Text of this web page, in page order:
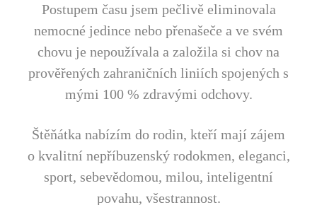
Postupem času jsem pečlivě eliminovala
nemocné jedince nebo přenašeče a ve svém
chovu je nepoužívala a založila si chov na
prověřených zahraničních liniích spojených s
mými 100 % zdravými odchovy.
Štěňátka nabízím do rodin, kteří mají zájem
o kvalitní nepříbuzenský rodokmen, eleganci,
sport, sebevědomou, milou, inteligentní
povahu, všestrannost.